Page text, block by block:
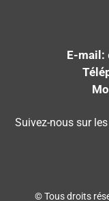
E-mail:
Suivez-nous sur
© Tous droits